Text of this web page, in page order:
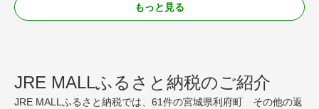
もっと見る
JRE MALLふるさと納税のご紹介
JRE MALLふるさと納税では、61件の宮城県利府町 その他の返